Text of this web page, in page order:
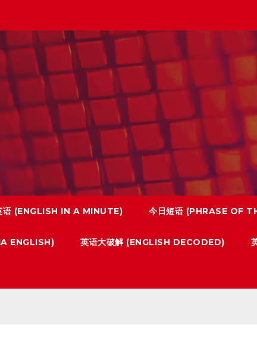
语 (ENGLISH IN A MINUTE) 今日短语 (PHRASE OF
ENGLISH) 英语大破解 (ENGLISH DECODED)